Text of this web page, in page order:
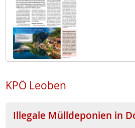
KPÖ Leoben
Illegale Mülldeponien in